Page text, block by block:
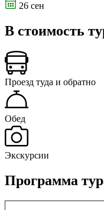
26 сен
В стоимость
Проезд туда и обратно
Обед
Экскурсии
Программа